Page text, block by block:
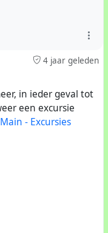
4 jaar geleden
in ieder geval tot
een excursie
- Excursies